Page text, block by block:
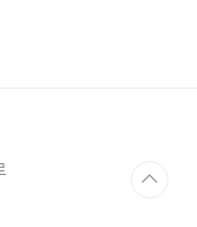
데요. 그런 대비를 위